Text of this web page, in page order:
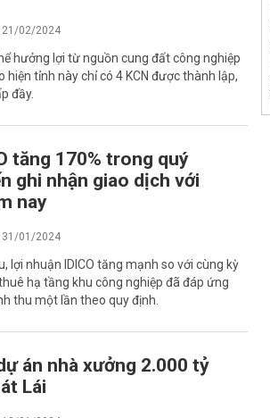
21/02/2024
hưởng lợi từ nguồn cung đất công nghiệp
hiện tỉnh này chỉ có 4 KCN được thành lập,
đầy.
tăng 170% trong quý
ghi nhận giao dịch với
nay
31/01/2024
lợi nhuận IDICO tăng mạnh so với cùng kỳ
hạ tầng khu công nghiệp đã đáp ứng
thu một lần theo quy định.
án nhà xưởng 2.000 tỷ
Lái